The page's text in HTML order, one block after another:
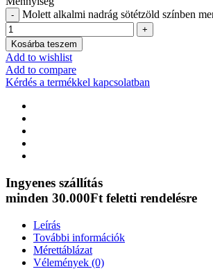
Molett alkalmi nadrág sötétzöld színben
Kosárba teszem
Add to wishlist
Add to compare
Kérdés a termékkel kapcsolatban
Ingyenes szállítás
minden 30.000Ft feletti rendelésre
Leírás
További információk
Mérettáblázat
Vélemények (0)